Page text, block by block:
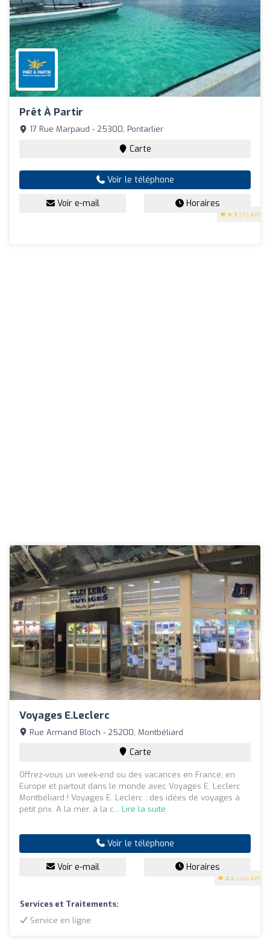
Prêt À Partir
4.9 (79 avis)
17 Rue Marpaud - 25300, Pontarlier
Carte
Voir le téléphone
Voir e-mail Horaires
Voyages E.Leclerc
3.5 (130 avis)
Rue Armand Bloch - 25200, Montbéliard
Carte
Offrez-vous un week-end ou des vacances en France, en
Europe et partout dans le monde avec Voyages E. Leclerc
Montbéliard ! Voyages E. Leclerc : des idées de voyages à
petit prix. A la mer, à la c... Lire la suite
Voir le téléphone
Voir e-mail Horaires
Services et Traitements:
Service en ligne